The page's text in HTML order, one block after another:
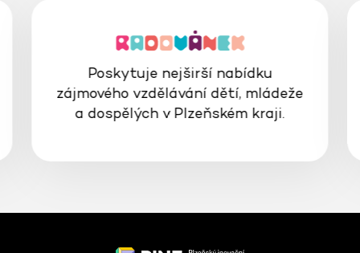
Poskytuje nejširší nabídku
zájmového vzdělávání dětí, mládeže
a dospělých v Plzeňském kraji.